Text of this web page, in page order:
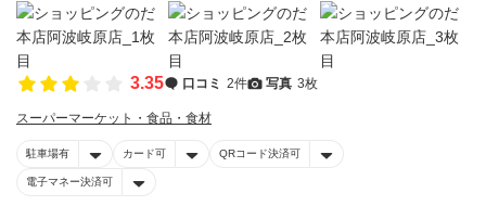
3.35 口コミ 2件 写真 3枚
スーパーマーケット・食品・食材
駐車場有 カード可 QRコード決済可
電子マネー決済可